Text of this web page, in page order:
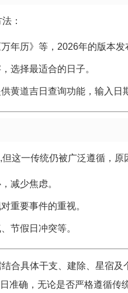
：
万年历》等，2026年的版本发
选择最适合的日子。
供黄道吉日查询功能，输入日
这一传统仍被广泛遵循，原
减少焦虑。
重要事件的重视。
节假日冲突等。
合具体干支、建除、星宿
准确，无论是否严格遵循传